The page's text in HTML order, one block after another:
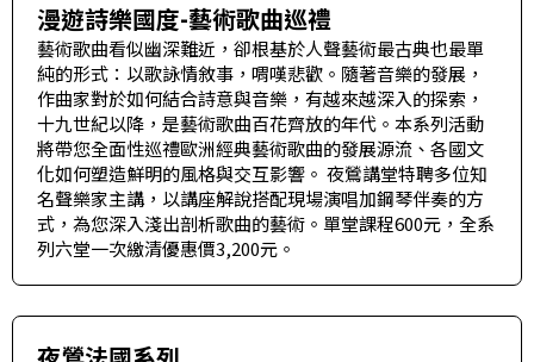
漫遊詩樂國度-藝術歌曲巡禮
藝術歌曲看似幽深難近，卻根基於人聲藝術最古典也最單
純的形式：以歌詠情敘事，喟嘆悲歡。隨著音樂的發展，
作曲家對於如何結合詩意與音樂，有越來越深入的探索，
十九世紀以降，是藝術歌曲百花齊放的年代。本系列活動
將帶您全面性巡禮歐洲經典藝術歌曲的發展源流、各國文
化如何塑造鮮明的風格與交互影響。 夜鶯講堂特聘多位知
名聲樂家主講，以講座解說搭配現場演唱加鋼琴伴奏的方
式，為您深入淺出剖析歌曲的藝術。單堂課程600元，全系
列六堂一次繳清優惠價3,200元。